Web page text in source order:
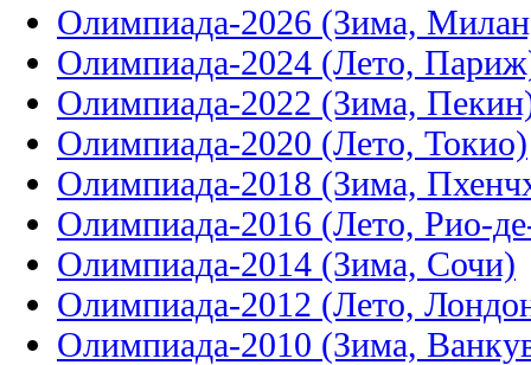
Олимпиада-2026 (Зима,
Олимпиада-2024 (Лето,
Олимпиада-2022 (Зима,
Олимпиада-2020 (Лето, Токио)
Олимпиада-2018 (Зима,
Олимпиада-2016 (Лето, Рио-
Олимпиада-2014 (Зима, Сочи)
Олимпиада-2012 (Лето,
Олимпиада-2010 (Зима,